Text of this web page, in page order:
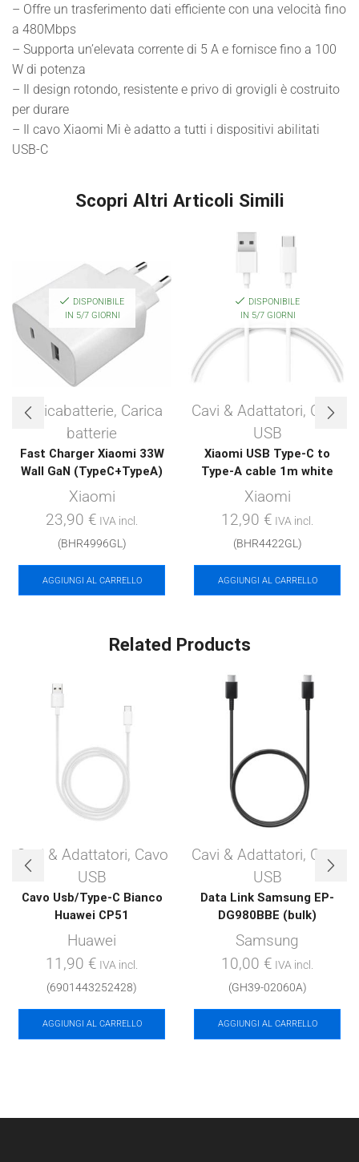
– Offre un trasferimento dati efficiente con una velocità fino
a 480Mbps
– Supporta un’elevata corrente di 5 A e fornisce fino a 100
W di potenza
– Il design rotondo, resistente e privo di grovigli è costruito
per durare
– Il cavo Xiaomi Mi è adatto a tutti i dispositivi abilitati
USB-C
Scopri Altri Articoli Simili
DISPONIBILE
IN 5/7 GIORNI
Caricabatterie, Carica
batterie
Fast Charger Xiaomi 33W
Wall GaN (TypeC+TypeA)
Xiaomi
23,90 € IVA incl.
(BHR4996GL)
AGGIUNGI AL CARRELLO
DISPONIBILE
IN 5/7 GIORNI
Cavi & Adattatori, Cavo
USB
Xiaomi USB Type-C to
Type-A cable 1m white
Xiaomi
12,90 € IVA incl.
(BHR4422GL)
AGGIUNGI AL CARRELLO
Related Products
Cavi & Adattatori, Cavo
USB
Cavo Usb/Type-C Bianco
Huawei CP51
Huawei
11,90 € IVA incl.
(6901443252428)
AGGIUNGI AL CARRELLO
Cavi & Adattatori, Cavo
USB
Data Link Samsung EP-
DG980BBE (bulk)
Samsung
10,00 € IVA incl.
(GH39-02060A)
AGGIUNGI AL CARRELLO